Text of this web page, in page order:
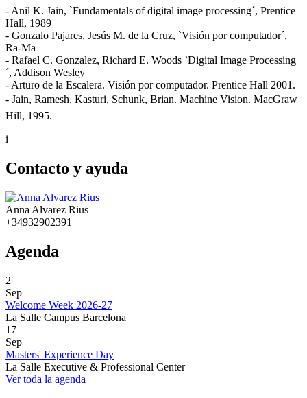
- Anil K. Jain, `Fundamentals of digital image processing´, Prentice
Hall, 1989
- Gonzalo Pajares, Jesús M. de la Cruz, `Visión por computador´,
Ra-Ma
- Rafael C. Gonzalez, Richard E. Woods `Digital Image Processing
´, Addison Wesley
- Arturo de la Escalera. Visión por computador. Prentice Hall 2001.
- Jain, Ramesh, Kasturi, Schunk, Brian. Machine Vision. MacGraw
Hill, 1995.
i
Contacto y ayuda
Anna Alvarez Rius
+34932902391
Agenda
2
Sep
Welcome Week 2026-27
La Salle Campus Barcelona
17
Sep
Masters' Experience Day
La Salle Executive & Professional Center
Ver toda la agenda